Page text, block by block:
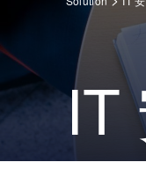
审核
检测 &
培训
IT